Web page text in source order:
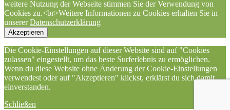
weitere Nutzung der Webseite stimmen Sie der Verwendung von
Cookies zu.<br>Weitere Informationen zu Cookies erhalten Sie in
unsererDatenschutzerklärung
Akzeptieren
Die Cookie-Einstellungen auf dieser Website sind auf "Cookies
zulassen" eingestellt, um das beste Surferlebnis zu ermöglichen.
Wenn du diese Website ohne Änderung der Cookie-Einstellungen
verwendest oder auf "Akzeptieren" klickst, erklärst du sich damit
einverstanden.
Schließen